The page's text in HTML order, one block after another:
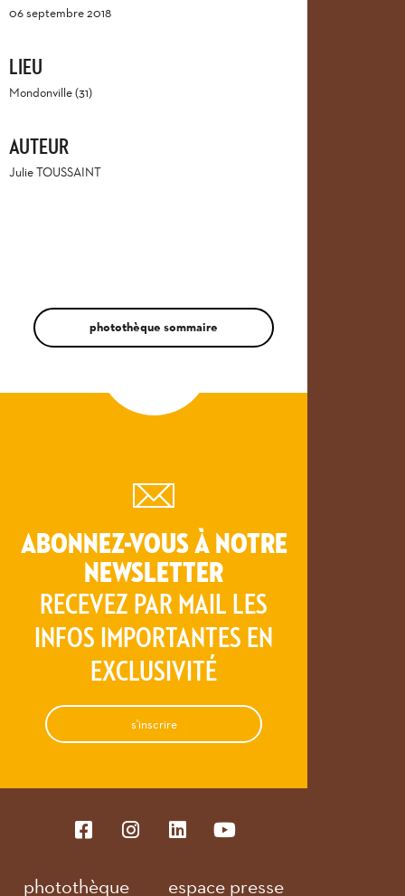
06 septembre 2018
LIEU
Mondonville (31)
AUTEUR
Julie TOUSSAINT
photothèque sommaire
ABONNEZ-VOUS À NOTRE
NEWSLETTER
RECEVEZ PAR MAIL LES
INFOS IMPORTANTES EN
EXCLUSIVITÉ
s'inscrire
photothèque espace presse